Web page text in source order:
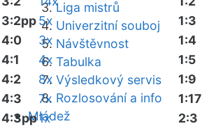
Liga mistrů
Univerzitní souboj
Návštěvnost
Tabulka
Výsledkový servis
Rozlosování a info
Mládež
3:2pp5x
4:0
3x
4:1
4x
4:2
8x
4:3
7x
4:3pp1x
1:3
1:4
1:5
1:9
1:17
2:3